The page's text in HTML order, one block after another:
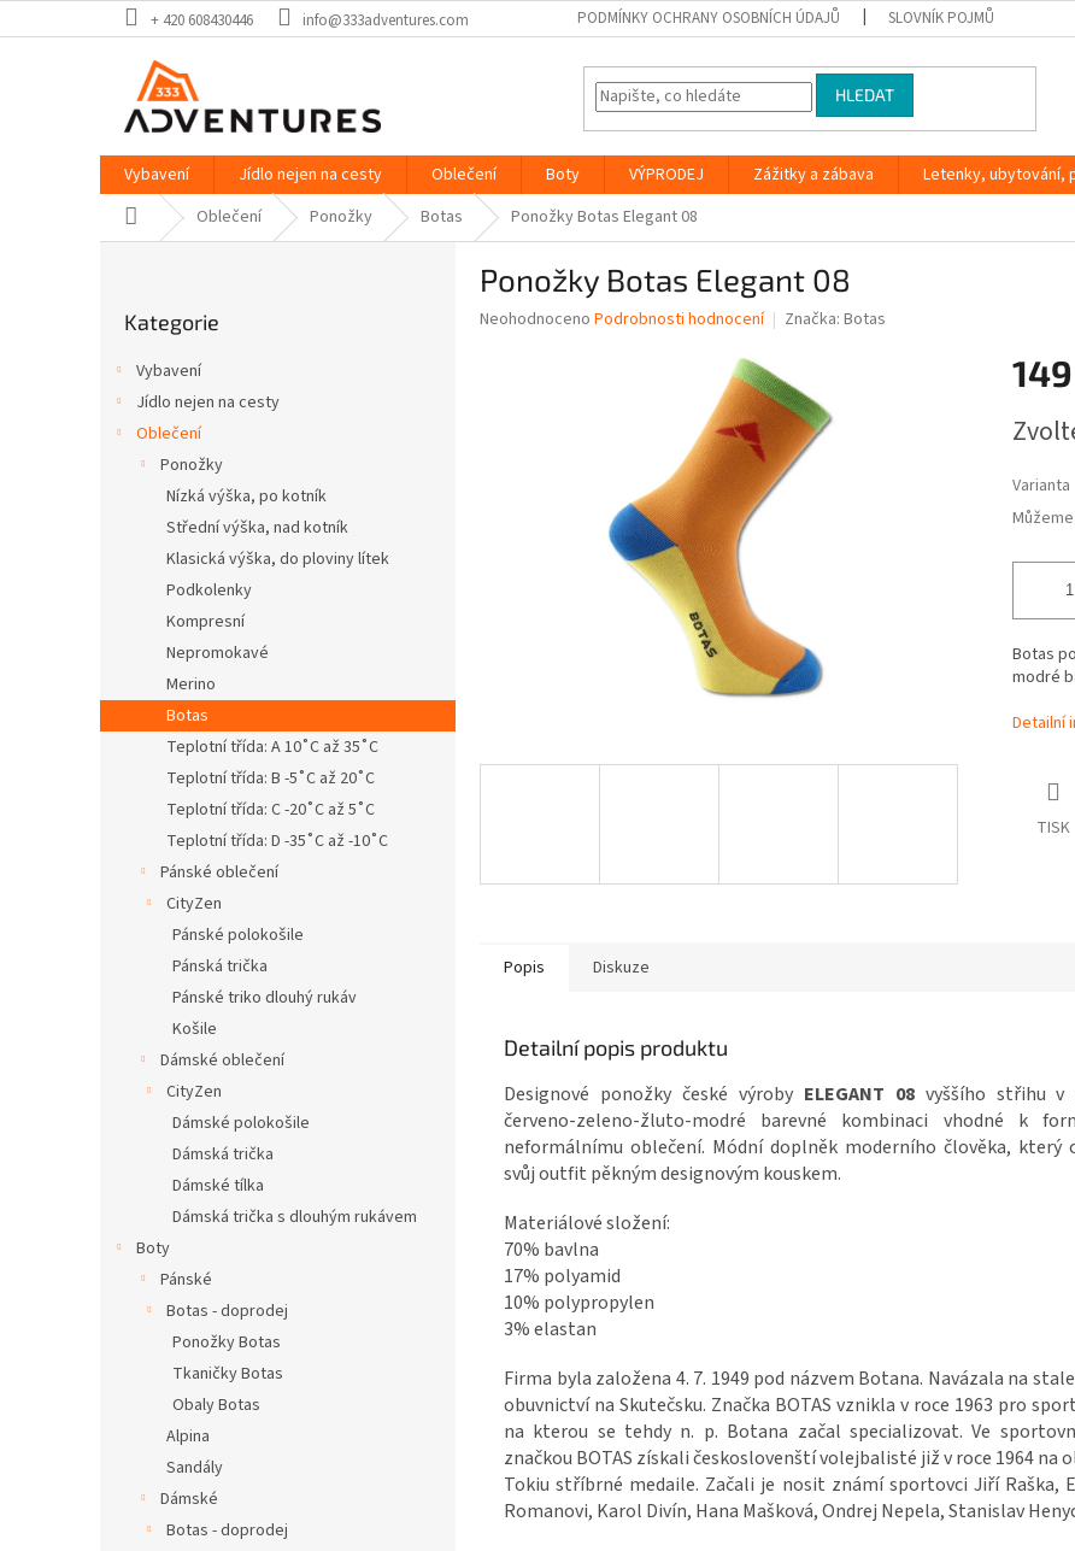
na
+ 420 608430446 info@333adventures.com PODMÍNKY OCHRANY OSOBNÍCH ÚDAJŮ SLOVNÍK POJMŮ
HLEDAT
Vybavení Jídlo nejen na cesty Oblečení Boty VÝPRODEJ Zážitky a zábava Letenky, ubytování,
Domů Oblečení Ponožky Botas Ponožky Botas Elegant 08
kategorie
Kategorie
Vybavení
Jídlo nejen na cesty
Oblečení
Ponožky
Nízká výška, po kotník
Střední výška, nad kotník
Klasická výška, do ploviny lítek
Podkolenky
Kompresní
Nepromokavé
Merino
Botas
Teplotní třída: A 10˚C až 35˚C
Teplotní třída: B -5˚C až 20˚C
Teplotní třída: C -20˚C až 5˚C
Teplotní třída: D -35˚C až -10˚C
Pánské oblečení
CityZen
Pánské polokošile
Pánská trička
Pánské triko dlouhý rukáv
Košile
Dámské oblečení
CityZen
Dámské polokošile
Dámská trička
Dámské tílka
Dámská trička s dlouhým rukávem
Boty
Pánské
Botas - doprodej
Ponožky Botas
Tkaničky Botas
Obaly Botas
Alpina
Sandály
Dámské
Botas - doprodej
Ponožky Botas Elegant 08
Průměrné
Neohodnoceno Podrobnosti hodnocení Značka: Botas
cena:
Varianta
Botas
modré
Detailní
TISK
Popis Diskuze
Detailní popis produktu
Designové ponožky české výroby ELEGANT 08vyššího střihu v
červeno-zeleno-žluto-modré barevné kombinaci vhodné k
neformálnímu oblečení. Módní doplněk moderního člověka, který
svůj outfit pěkným designovým kouskem.
Materiálové složení:
70% bavlna
17% polyamid
10% polypropylen
3% elastan
Firma byla založena 4. 7. 1949 pod názvem Botana. Navázala na
obuvnictví na Skutečsku. Značka BOTAS vznikla v roce 1963 pro
na kterou se tehdy n. p. Botana začal specializovat. Ve
značkou BOTAS získali českoslovenští volejbalisté již v roce 1964 na
Tokiu stříbrné medaile. Začali je nosit známí sportovci Jiří Raška,
Romanovi, Karol Divín, Hana Mašková, Ondrej Nepela, Stanislav